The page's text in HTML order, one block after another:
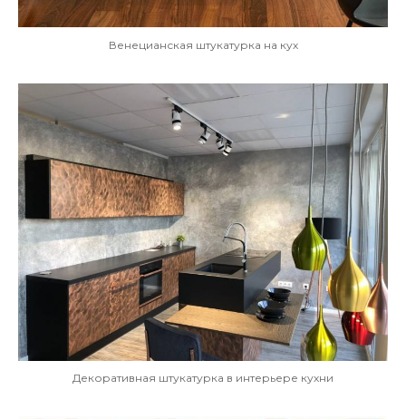
Венецианская штукатурка на кух
Декоративная штукатурка в интерьере кухни